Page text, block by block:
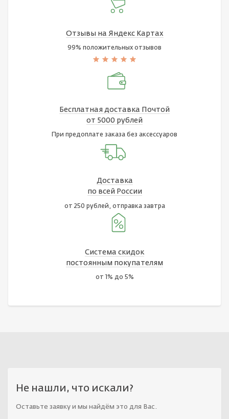
Отзывы на Яндекс Картах
99% положительных отзывов
Бесплатная доставка Почтой
от 5000 рублей
При предоплате заказа без аксессуаров
Доставка
по всей России
от 250 рублей, отправка завтра
Система скидок
постоянным покупателям
от 1% до 5%
Не нашли, что искали?
Оставьте заявку и мы найдём это для Вас.